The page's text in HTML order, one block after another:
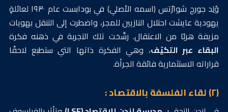
وُلِد جورج شوارْتس (اسمه الأصلي) في بودابست عام ١٩٣٠ لعائلةٍ
يهودية عايشت احتلال النازيين للمجر، واضطرت إلى التنقل بهويات
مزيفة هربًا من الاعتقال. رسَّخت تلك التجربة في ذهنه فكرة
البقاء عبر التكيّف، وهي الفكرة ذاتها التي ستطبع لاحقًا
قراراته الاستثمارية فائقة الجرأة.
(٢) لقاء الفلسفة بالاقتصاد :